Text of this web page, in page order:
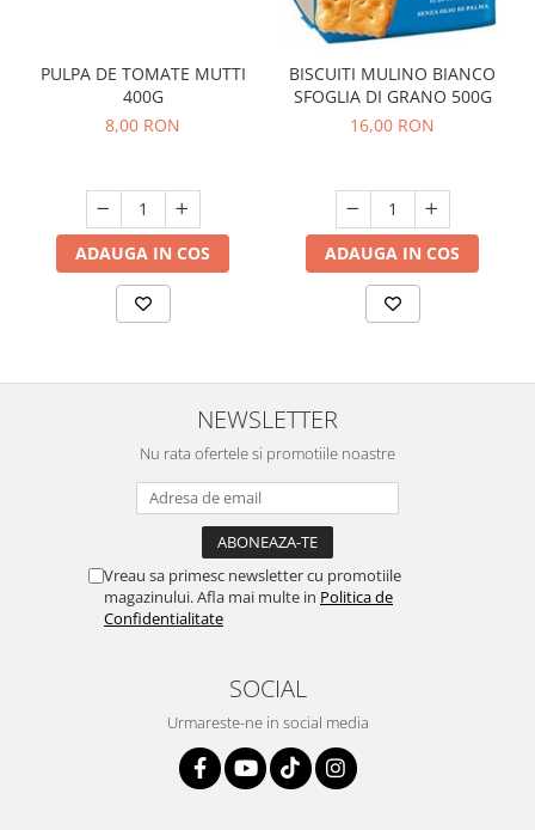
PULPA DE TOMATE MUTTI
400G
8,00 RON
ADAUGA IN COS
BISCUITI MULINO BIANCO
SFOGLIA DI GRANO 500G
16,00 RON
ADAUGA IN COS
NEWSLETTER
Nu rata ofertele si promotiile noastre
Vreau sa primesc newsletter cu promotiile
magazinului. Afla mai multe in Politica de
Confidentialitate
SOCIAL
Urmareste-ne in social media